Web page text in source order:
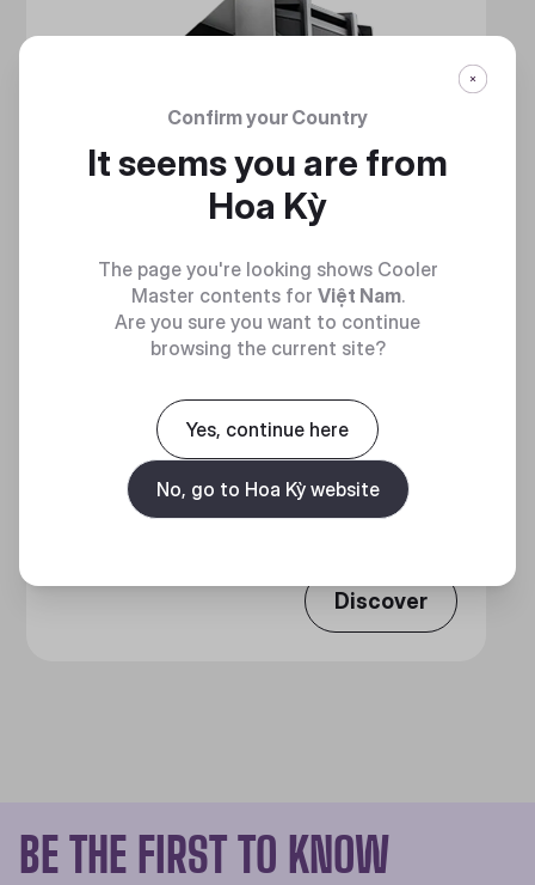
HAF 700
MẠNH MẼ VÀ TINH NHUỆ
Discover
BE THE FIRST TO KNOW
Confirm your Country
It seems you are from
Hoa Kỳ
The page you're looking shows Cooler
Master contents for Việt Nam.
Are you sure you want to continue
browsing the current site?
Yes, continue here
No, go to Hoa Kỳ website